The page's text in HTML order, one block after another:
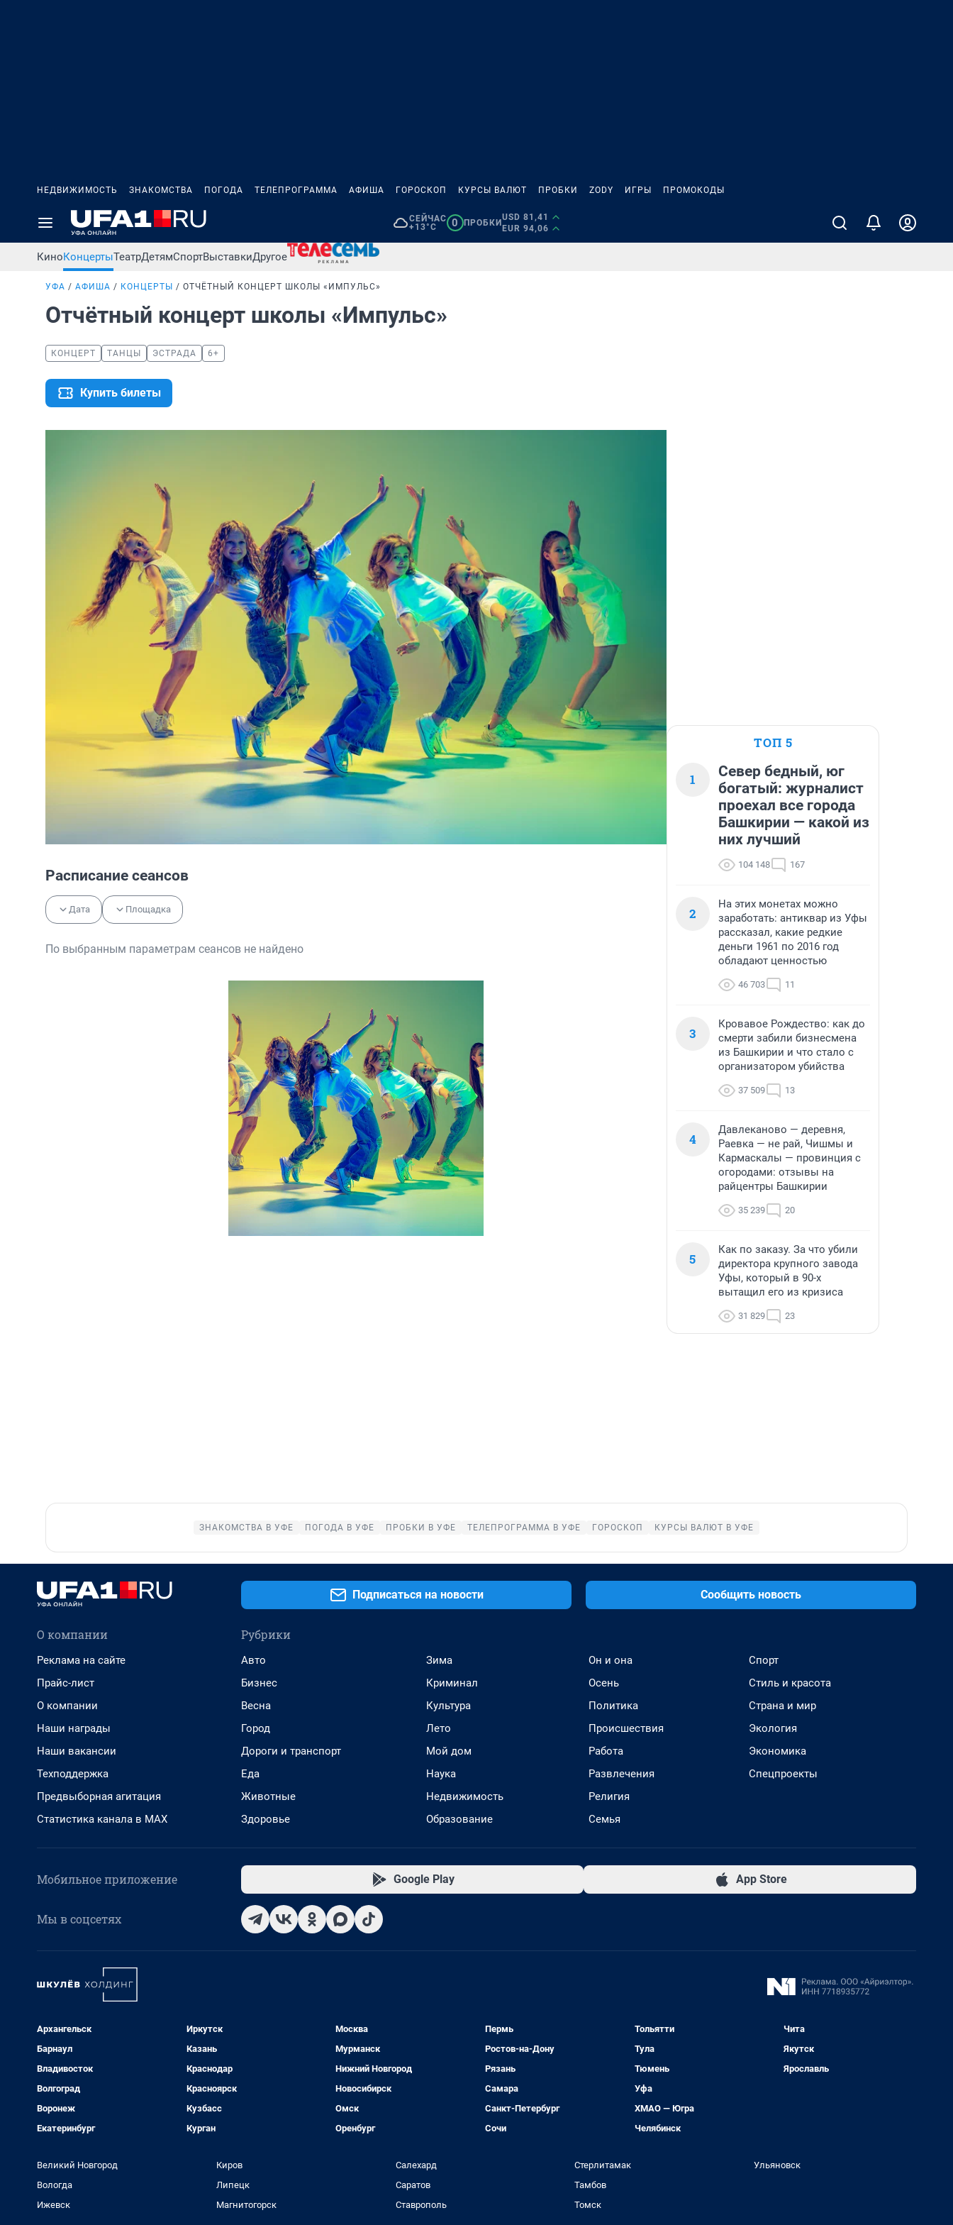
НЕДВИЖИМОСТЬ ЗНАКОМСТВА ПОГОДА ТЕЛЕПРОГРАММА АФИША ГОРОСКОП КУРСЫ ВАЛЮТ ПРОБКИ ZODY ИГРЫ ПРОМОКОДЫ
СЕЙЧАС
+13°C
0 ПРОБКИ
USD 81,41
EUR 94,06
КиноКонцертыТеатрДетямСпортВыставкиДругое
УФА АФИША КОНЦЕРТЫ ОТЧЁТНЫЙ КОНЦЕРТ ШКОЛЫ «ИМПУЛЬС»
Отчётный концерт школы «Импульс»
КОНЦЕРТ ТАНЦЫ ЭСТРАДА 6+
Купить билеты
Расписание сеансов
Дата Площадка
По выбранным параметрам сеансов не найдено
ТОП 5
1
Север бедный, юг
богатый: журналист
проехал все города
Башкирии — какой из
них лучший
104 148 167
2
На этих монетах можно
заработать: антиквар из Уфы
рассказал, какие редкие
деньги 1961 по 2016 год
обладают ценностью
46 703 11
3
Кровавое Рождество: как до
смерти забили бизнесмена
из Башкирии и что стало с
организатором убийства
37 509 13
4
Давлеканово — деревня,
Раевка — не рай, Чишмы и
Кармаскалы — провинция с
огородами: отзывы на
райцентры Башкирии
35 239 20
5
Как по заказу. За что убили
директора крупного завода
Уфы, который в 90-х
вытащил его из кризиса
31 829 23
ЗНАКОМСТВА В УФЕ ПОГОДА В УФЕ ПРОБКИ В УФЕ ТЕЛЕПРОГРАММА В УФЕ ГОРОСКОП КУРСЫ ВАЛЮТ В УФЕ
Подписаться на новости Сообщить новость
О компании
Реклама на сайте
Прайс-лист
О компании
Наши награды
Наши вакансии
Техподдержка
Предвыборная агитация
Статистика канала в MAX
Рубрики
Авто
Бизнес
Весна
Город
Дороги и транспорт
Еда
Животные
Здоровье
Зима
Криминал
Культура
Лето
Мой дом
Наука
Недвижимость
Образование
Он и она
Осень
Политика
Происшествия
Работа
Развлечения
Религия
Семья
Спорт
Стиль и красота
Страна и мир
Экология
Экономика
Спецпроекты
Мобильное приложение Google Play App Store
Мы в соцсетях
Архангельск
Барнаул
Владивосток
Волгоград
Воронеж
Екатеринбург
Иркутск
Казань
Краснодар
Красноярск
Кузбасс
Курган
Москва
Мурманск
Нижний Новгород
Новосибирск
Омск
Оренбург
Пермь
Ростов-на-Дону
Рязань
Самара
Санкт-Петербург
Сочи
Тольятти
Тула
Тюмень
Уфа
ХМАО — Югра
Челябинск
Чита
Якутск
Ярославль
Великий Новгород
Вологда
Ижевск
Киров
Липецк
Магнитогорск
Салехард
Саратов
Ставрополь
Стерлитамак
Тамбов
Томск
Ульяновск